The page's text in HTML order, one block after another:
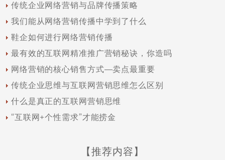
传统企业网络营销与品牌传播策略
我们能从网络营销传播中学到了什么
鞋企如何进行网络营销传播
最有效的互联网精准推广营销秘诀，你造吗
网络营销的核心销售方式—卖点最重要
传统企业思维与互联网营销思维怎么区别
什么是真正的互联网营销思维
“互联网+个性需求”才能捞金
【推荐内容】